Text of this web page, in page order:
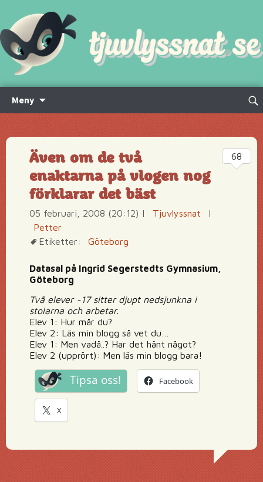
Meny
innehåll
Sök
Även om de två
enaktarna på vlogen nog
förklarar det bäst
05 februari, 2008 (20:12) | Tjuvlyssnat
|
Petter
Etiketter:
Göteborg
Datasal på Ingrid Segerstedts Gymnasium,
Göteborg
Två elever ~17 sitter djupt nedsjunkna i
stolarna och arbetar.
Elev 1: Hur mår du?
Elev 2: Läs min blogg så vet du…
Elev 1: Men vadå..? Har det hänt något?
Elev 2 (upprört): Men läs min blogg bara!
Tipsa oss! Facebook
X
68